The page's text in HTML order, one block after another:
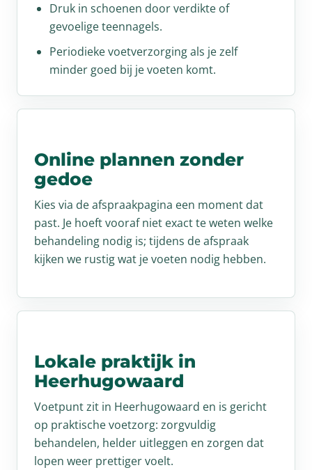
Druk in schoenen door verdikte of
gevoelige teennagels.
Periodieke voetverzorging als je zelf
minder goed bij je voeten komt.
Online plannen zonder
gedoe
Kies via de afspraakpagina een moment dat
past. Je hoeft vooraf niet exact te weten welke
behandeling nodig is; tijdens de afspraak
kijken we rustig wat je voeten nodig hebben.
Lokale praktijk in
Heerhugowaard
Voetpunt zit in Heerhugowaard en is gericht
op praktische voetzorg: zorgvuldig
behandelen, helder uitleggen en zorgen dat
lopen weer prettiger voelt.